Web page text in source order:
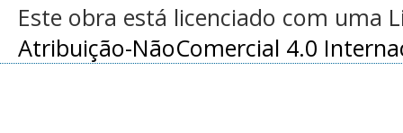
Este obra está licenciado com uma
Atribuição-NãoComercial 4.0